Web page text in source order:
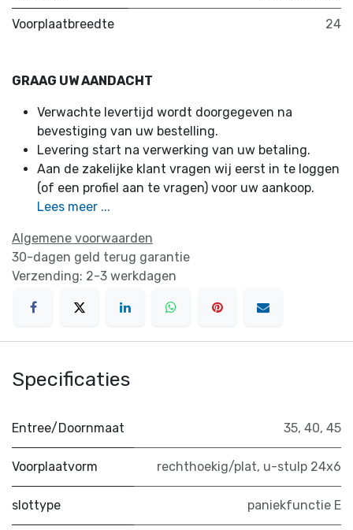
Voorplaatbreedte 24
GRAAG UW AANDACHT
Verwachte levertijd wordt doorgegeven na
bevestiging van uw bestelling.
Levering start na verwerking van uw betaling.
Aan de zakelijke klant vragen wij eerst in te loggen
(of een profiel aan te vragen) voor uw aankoop.
Lees meer ...
Algemene voorwaarden
30-dagen geld terug garantie
Verzending: 2-3 werkdagen
Specificaties
Entree/Doornmaat 35, 40, 45
Voorplaatvorm rechthoekig/plat, u-stulp 24x6
slottype paniekfunctie E